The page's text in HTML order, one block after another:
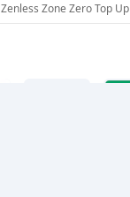
Zenless Zone Zero Top Up